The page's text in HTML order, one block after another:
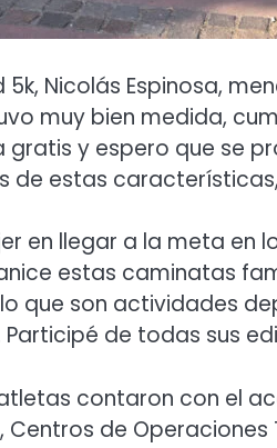
Nicolás Espinosa,
muy bien medida,
gratis y espero que se
de estas
en llegar a la meta en
estas caminatas
que son actividades
de todas sus
contaron con el
Centros de